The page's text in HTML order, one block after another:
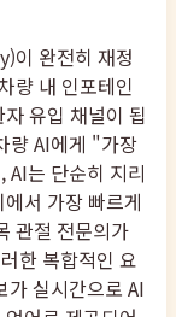
이 완전히 재정
량 내 인포테인
유입 채널이 됩
량 AI에게 "가장
AI는 단순히 지리
서 가장 빠르게
관절 전문의가
한 복합적인 요
가 실시간으로 AI